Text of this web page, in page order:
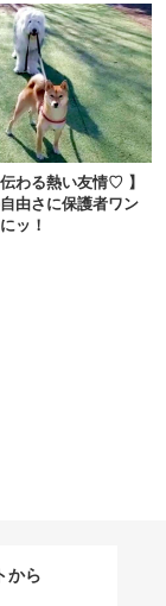
伝わる熱い友情♡ 】
由さに保護者ワン
ッ！
から
閉じる